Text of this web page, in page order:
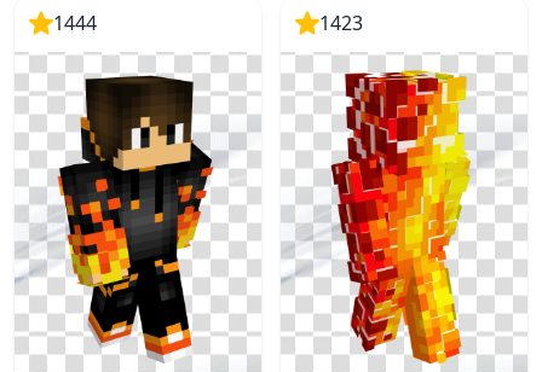
1444 1423